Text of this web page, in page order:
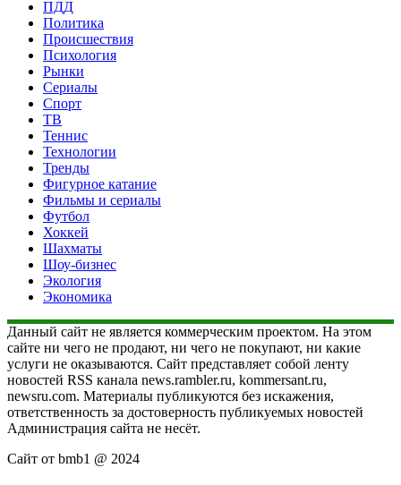
ПДД
Политика
Происшествия
Психология
Рынки
Сериалы
Спорт
ТВ
Теннис
Технологии
Тренды
Фигурное катание
Фильмы и сериалы
Футбол
Хоккей
Шахматы
Шоу-бизнес
Экология
Экономика
Данный сайт не является коммерческим проектом. На этом
сайте ни чего не продают, ни чего не покупают, ни какие
услуги не оказываются. Сайт представляет собой ленту
новостей RSS канала news.rambler.ru, kommersant.ru,
newsru.com. Материалы публикуются без искажения,
ответственность за достоверность публикуемых новостей
Администрация сайта не несёт.
Сайт от bmb1 @ 2024